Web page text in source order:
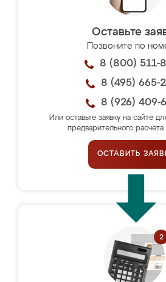
Оставьте
Позвоните по
8 (800) 511-
8 (495) 665-
8 (926) 409-
Или оставьте заявку на сайте
предварительного расчёта
ОСТАВИТЬ